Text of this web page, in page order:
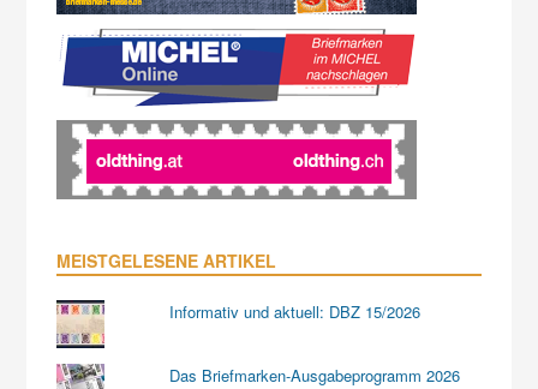
MEISTGELESENE ARTIKEL
Informativ und aktuell: DBZ 15/2026
Das Briefmarken-Ausgabeprogramm 2026